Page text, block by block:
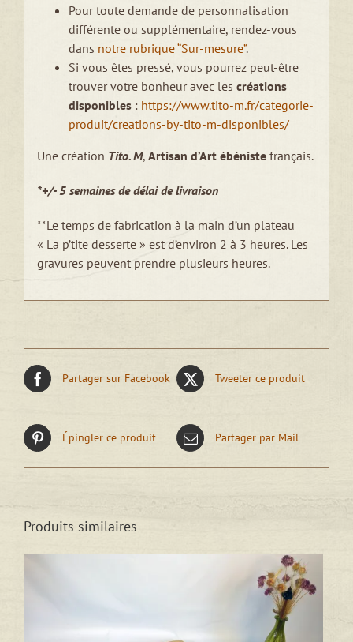
Pour toute demande de personnalisation
différente ou supplémentaire, rendez-vous
dans notre rubrique “Sur-mesure”.
Si vous êtes pressé, vous pourrez peut-être
trouver votre bonheur avec les créations
disponibles: https://www.tito-m.fr/categorie-
produit/creations-by-tito-m-disponibles/
Une création Tito. M, Artisan d’Art ébénistefrançais.
*+/- 5 semaines de délai de livraison
**Le temps de fabrication à la main d’un plateau
« La p’tite desserte » est d’environ 2 à 3 heures. Les
gravures peuvent prendre plusieurs heures.
Partager sur Facebook Tweeter ce produit
Épingler ce produit Partager par Mail
Produits similaires